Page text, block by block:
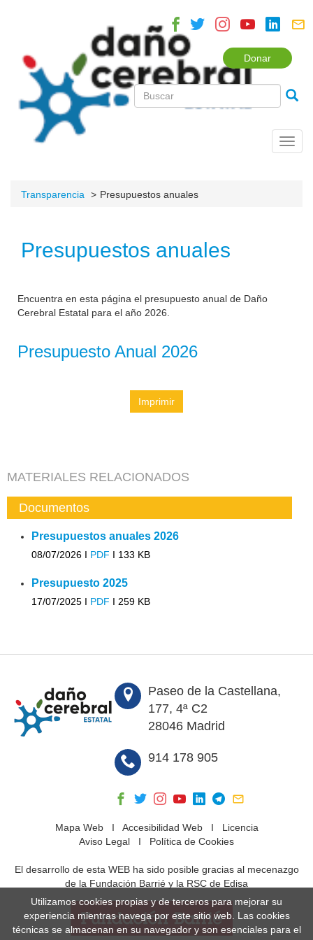
Donar
Transparencia Presupuestos anuales
Presupuestos anuales
Encuentra en esta página el presupuesto anual de Daño
Cerebral Estatal para el año 2026.
Presupuesto Anual 2026
Imprimir
MATERIALES RELACIONADOS
Documentos
Presupuestos anuales 2026
08/07/2026 I PDF I 133 KB
Presupuesto 2025
17/07/2025 I PDF I 259 KB
Paseo de la Castellana,
177, 4ª C2
28046 Madrid
914 178 905
Mapa WebI Accesibilidad WebI Licencia
Aviso Legal I Política de Cookies
El desarrollo de esta WEB ha sido posible gracias al mecenazgo
de la Fundación Barrié y la RSC de Edisa
Utilizamos cookies propias y de terceros para mejorar su
experiencia mientras navega por este sitio web. Las cookies
técnicas se almacenan en su navegador y son esenciales para el